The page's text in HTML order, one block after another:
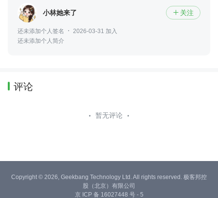
小林她来了  关注
还未添加个人签名
2026-03-31 加入
还未添加个人简介
评论
暂无评论
Copyright © 2026, Geekbang Technology Ltd. All rights reserved. 极客邦控
股（北京）有限公司
京 ICP 备 16027448 号 - 5